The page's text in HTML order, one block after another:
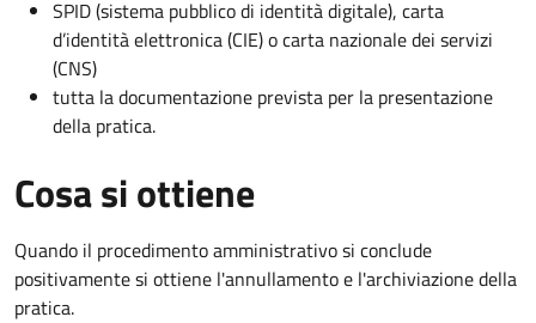
SPID (sistema pubblico di identità digitale), carta
d’identità elettronica (CIE) o carta nazionale dei servizi
(CNS)
tutta la documentazione prevista per la presentazione
della pratica.
Cosa si ottiene
Quando il procedimento amministrativo si conclude
positivamente si ottiene l'annullamento e l'archiviazione della
pratica.